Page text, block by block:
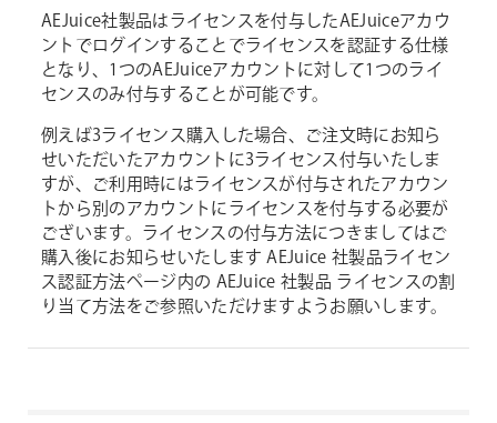
AEJuice社製品はライセンスを付与したAEJuiceアカウ
ントでログインすることでライセンスを認証する仕様
となり、1つのAEJuiceアカウントに対して1つのライ
センスのみ付与することが可能です。
例えば3ライセンス購入した場合、ご注文時にお知ら
せいただいたアカウントに3ライセンス付与いたしま
すが、ご利用時にはライセンスが付与されたアカウン
トから別のアカウントにライセンスを付与する必要が
ございます。ライセンスの付与方法につきましてはご
購入後にお知らせいたします AEJuice 社製品ライセン
ス認証方法ページ内の AEJuice 社製品 ライセンスの割
り当て方法をご参照いただけますようお願いします。